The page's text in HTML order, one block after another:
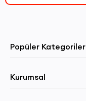
Popüler Kategoriler
Kurumsal